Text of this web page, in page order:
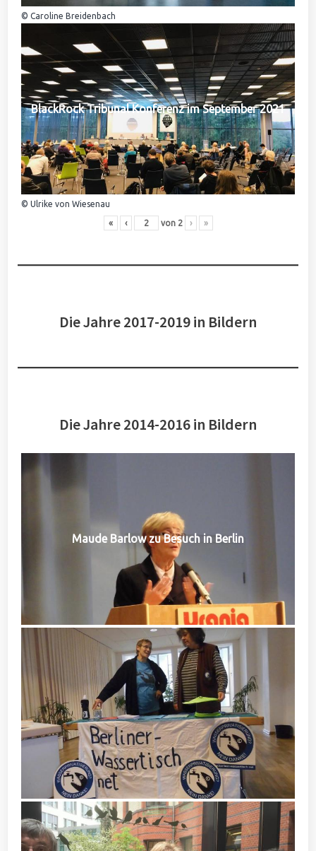
© Caroline Breidenbach
BlackRock Tribunal Konferenz im September 2021
© Ulrike von Wiesenau
« ‹ von 2 › »
Die Jahre 2017-2019 in Bildern
Die Jahre 2014-2016 in Bildern
Maude Barlow zu Besuch in Berlin